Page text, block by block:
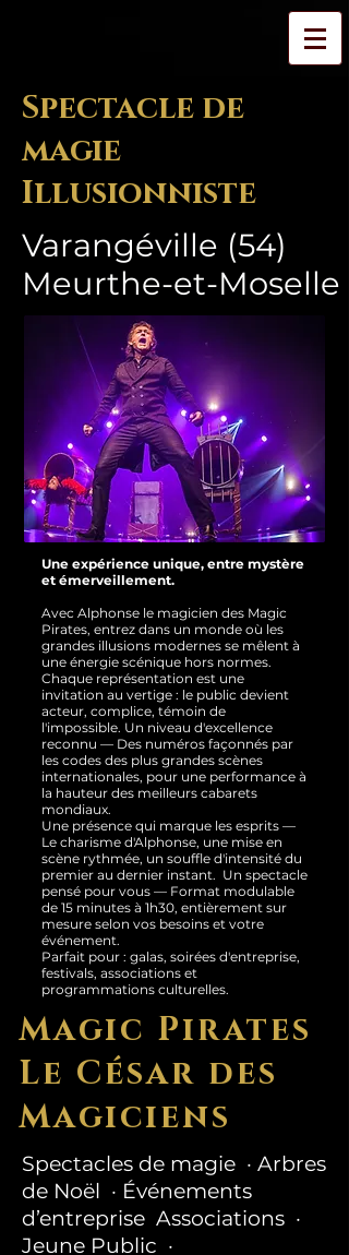
Spectacle de
magie
Illusionniste
Varangéville (54)
Meurthe-et-Moselle
Une expérience unique, entre mystère
et émerveillement.
Avec Alphonse le magicien des Magic
Pirates, entrez dans un monde où les
grandes illusions modernes se mêlent à
une énergie scénique hors normes.
Chaque représentation est une
invitation au vertige : le public devient
acteur, complice, témoin de
l'impossible. Un niveau d'excellence
reconnu — Des numéros façonnés par
les codes des plus grandes scènes
internationales, pour une performance à
la hauteur des meilleurs cabarets
mondiaux.
Une présence qui marque les esprits —
Le charisme d'Alphonse, une mise en
scène rythmée, un souffle d'intensité du
premier au dernier instant. Un spectacle
pensé pour vous — Format modulable
de 15 minutes à 1h30, entièrement sur
mesure selon vos besoins et votre
événement.
Parfait pour : galas, soirées d'entreprise,
festivals, associations et
programmations culturelles.
Magic Pirates
Le César des
Magiciens
Spectacles de magie · Arbres
de Noël · Événements
d’entreprise Associations ·
Jeune Public ·